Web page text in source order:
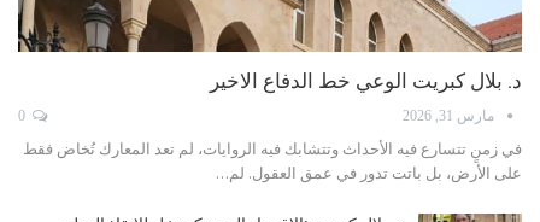
د. بلال كبريت الوعي خط الدفاع الاخير
مارس 31, 2026
في زمنٍ تتسارع فيه الأحداث وتتشابك فيه الروايات، لم تعد المعارك تُخاض فقط
على الأرض، بل باتت تدور في عمق العقول. لم…